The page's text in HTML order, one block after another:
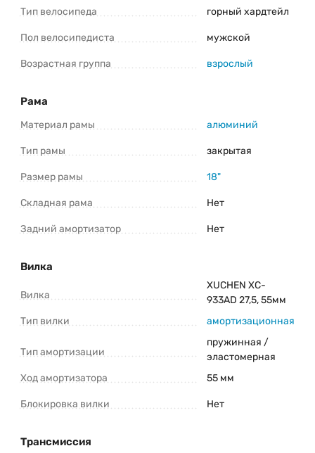
оформить заказ.
*Информация о товаре предоставлена для ознакомления. Производители
потребителей. Прежде чем купить Racer XC90 27.5 (2025) уточните все
важные для вас параметры велосипеда.
Тип велосипеда горный хардтейл
Пол велосипедиста мужской
Возрастная группа взрослый
Рама
Материал рамы алюминий
Тип рамы закрытая
Размер рамы 18"
Складная рама Нет
Задний амортизатор Нет
Вилка
Вилка
XUCHEN XC-
933AD 27,5, 55мм
Тип вилки
амортизационная
Тип амортизации
пружинная /
эластомерная
Ход амортизатора
55 мм
Блокировка вилки Нет
Трансмиссия